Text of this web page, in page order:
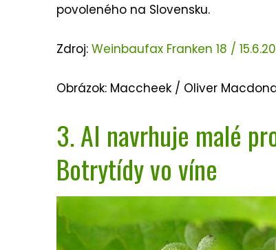
povoleného na Slovensku.
Zdroj: Weinbaufax Franken 18 /
Obrázok: Maccheek / Oliver
3. AI navrhuje malé
Botrytídy vo víne